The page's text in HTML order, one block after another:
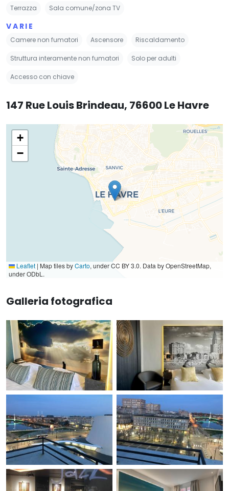
Terrazza Sala comune/zona TV
VARIE
Camere non fumatori Ascensore Riscaldamento
Struttura interamente non fumatori Solo per adulti
Accesso con chiave
147 Rue Louis Brindeau, 76600 Le Havre
+
−
Leaflet | Map tiles byCarto, under CC BY 3.0. Data by OpenStreetMap,
under ODbL.
Galleria fotografica